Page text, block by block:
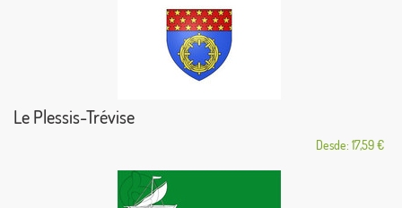
Le Plessis-Trévise
Desde: 17,59 €